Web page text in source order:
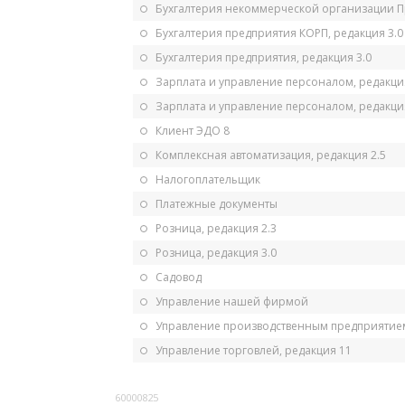
Бухгалтерия некоммерческой организации
Бухгалтерия предприятия КОРП, редакция 3.0
Бухгалтерия предприятия, редакция 3.0
Зарплата и управление персоналом,
Зарплата и управление персоналом,
Клиент ЭДО 8
Комплексная автоматизация, редакция 2.5
Налогоплательщик
Платежные документы
Розница, редакция 2.3
Розница, редакция 3.0
Садовод
Управление нашей фирмой
Управление производственным
Управление торговлей, редакция 11
60000825